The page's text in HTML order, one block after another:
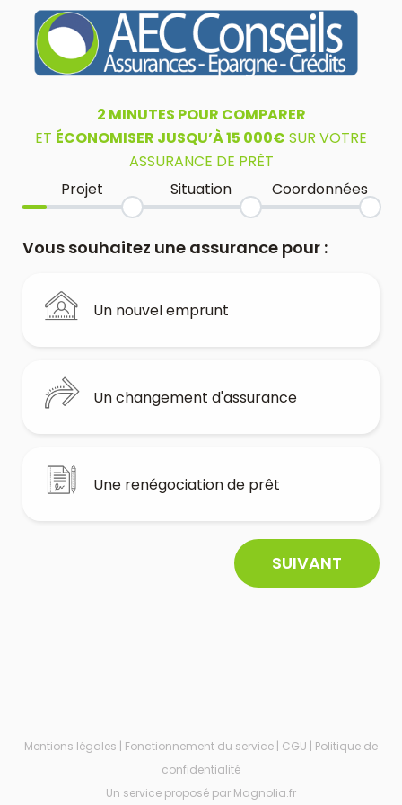
2 MINUTES POUR COMPARER
ET ÉCONOMISER JUSQU’À 15 000€ SUR VOTRE
ASSURANCE DE PRÊT
Projet
Situation Coordonnées
Vous souhaitez une assurance pour :
Un nouvel emprunt
Un changement d'assurance
Une renégociation de prêt
SUIVANT
Mentions légales | Fonctionnement du service | CGU | Politique de
confidentialité
Un service proposé par Magnolia.fr